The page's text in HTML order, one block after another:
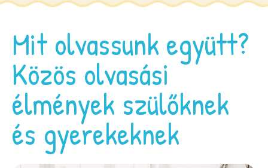
Mit olvassunk együtt?
Közös olvasási
élmények szülőknek
és gyerekeknek